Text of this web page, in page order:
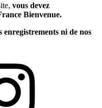
vous devez
Bienvenue.
enregistrements ni de nos